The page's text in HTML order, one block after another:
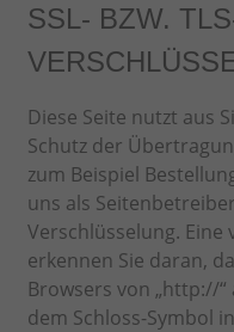
SSL- BZW.
Diese Seite nutzt aus
Schutz der
zum Beispiel
uns als
Verschlüsselung.
erkennen Sie daran,
Browsers von „http://
dem Schloss-Symbol